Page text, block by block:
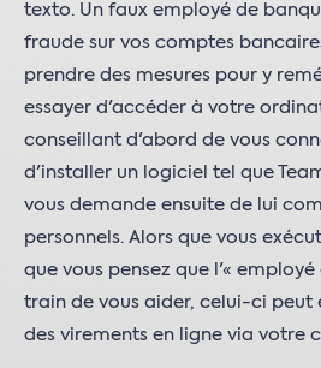
texto. Un faux employé de
fraude sur vos comptes
prendre des mesures pour y
essayer d'accéder à votre
conseillant d'abord de vous
d'installer un logiciel tel que
vous demande ensuite de lui
personnels. Alors que vous
que vous pensez que l'«
train de vous aider, celui-ci peut
des virements en ligne via votre